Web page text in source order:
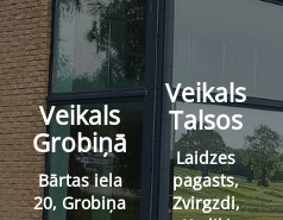
Veikals
Grobiņā
Bārtas iela
20, Grobiņa
Veikals
Talsos
Laidzes
pagasts,
Zvirgzdi,